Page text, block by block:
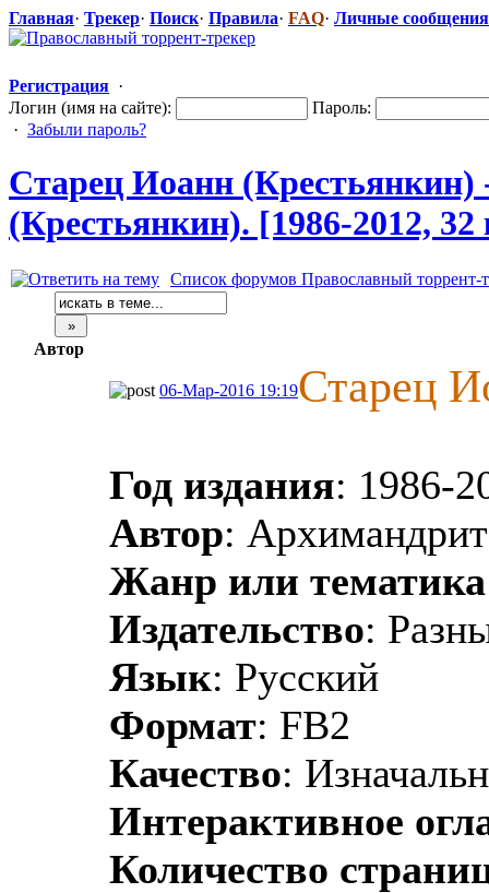
Главная· Трекер· Поиск· Правила· FAQ· Личные сообщения
Регистрация ·
Логин (имя на сайте):
Пароль:
· Забыли пароль?
Старец Иоанн
(Крестьянкин). [1986-2012,
Список форумов Православный торрент-
Автор
06-Мар-2016 19:19Старец
Год издания: 1986-
Автор:
Жанр или тематика
Издательство:
Язык: Русский
Формат: FB2
Качество:
Интерактивное
Количество